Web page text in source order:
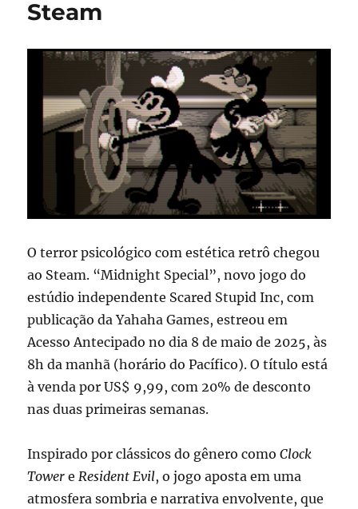
plataforma
Steam
O terror psicológico com estética retrô chegou
ao Steam. “Midnight Special”, novo jogo do
estúdio independente Scared Stupid Inc, com
publicação da Yahaha Games, estreou em
Acesso Antecipado no dia 8 de maio de 2025, às
8h da manhã (horário do Pacífico). O título está
à venda por US$ 9,99, com 20% de desconto
nas duas primeiras semanas.
Inspirado por clássicos do gênero comoClock
Tower eResident Evil, o jogo aposta em uma
atmosfera sombria e narrativa envolvente, que